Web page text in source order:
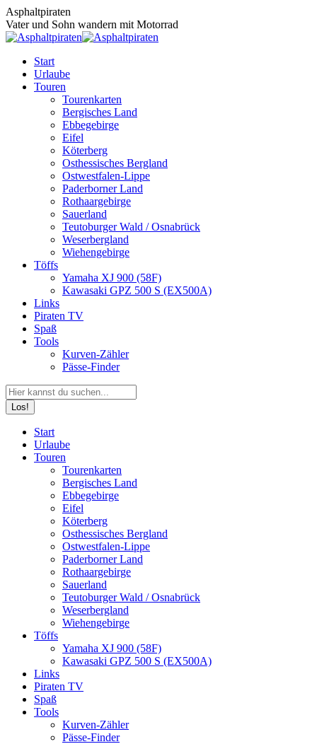
Zum
Inhalt
springen
Asphaltpiraten
Vater und Sohn wandern mit Motorrad
Start
Urlaube
Touren
Tourenkarten
Bergisches Land
Ebbegebirge
Eifel
Köterberg
Osthessisches Bergland
Ostwestfalen-Lippe
Paderborner Land
Rothaargebirge
Sauerland
Teutoburger Wald / Osnabrück
Weserbergland
Wiehengebirge
Töffs
Yamaha XJ 900 (58F)
Kawasaki GPZ 500 S (EX500A)
Links
Piraten TV
Spaß
Tools
Kurven-Zähler
Pässe-Finder
Search:
page
opens
page
opens
page
opens
Start
Urlaube
Touren
Tourenkarten
Bergisches Land
Ebbegebirge
Eifel
Köterberg
Osthessisches Bergland
Ostwestfalen-Lippe
Paderborner Land
Rothaargebirge
Sauerland
Teutoburger Wald / Osnabrück
Weserbergland
Wiehengebirge
Töffs
Yamaha XJ 900 (58F)
Kawasaki GPZ 500 S (EX500A)
Links
Piraten TV
Spaß
Tools
Kurven-Zähler
Pässe-Finder